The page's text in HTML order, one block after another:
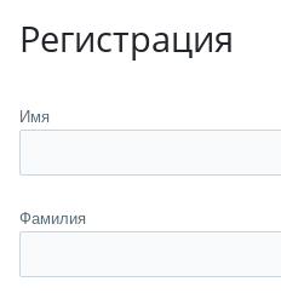
Регистрация
Имя
Фамилия